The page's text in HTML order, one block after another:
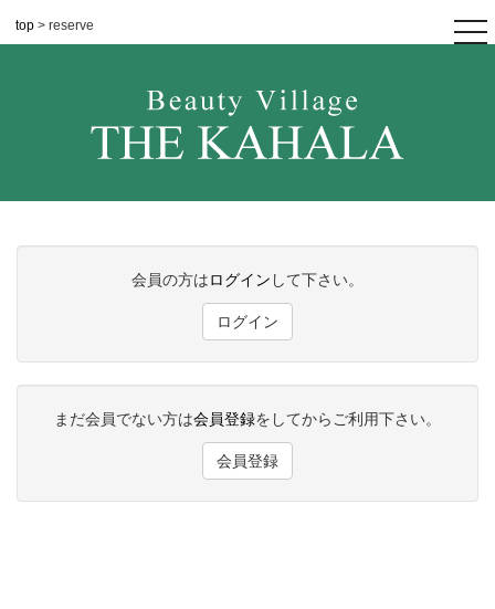
top > reserve
会員の方はログイン して下さい。
ログイン
まだ会員でない方は会員登録をしてからご利用下さい。
会員登録